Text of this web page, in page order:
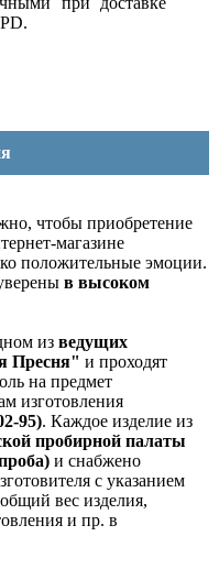
чтобы приобретение
магазине
положительные эмоции.
в высоком
из ведущих
Пресня" и проходят
на предмет
изготовления
95). Каждое изделие из
пробирной палаты
и снабжено
с указанием
вес изделия,
и пр. в